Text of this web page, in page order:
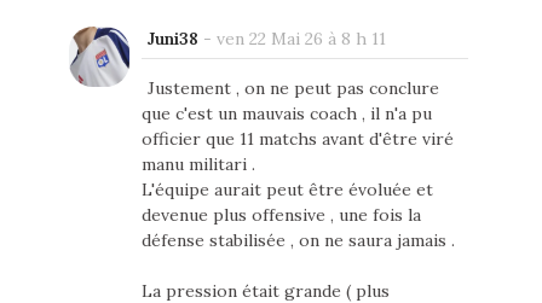
Juni38 - ven 22 Mai 26 à 8 h 11
Justement , on ne peut pas conclure
que c'est un mauvais coach , il n'a pu
officier que 11 matchs avant d'être viré
manu militari .
L'équipe aurait peut être évoluée et
devenue plus offensive , une fois la
défense stabilisée , on ne saura jamais .
La pression était grande ( plus